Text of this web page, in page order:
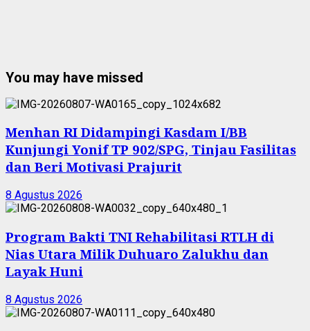
You may have missed
Menhan RI Didampingi Kasdam I/BB
Kunjungi Yonif TP 902/SPG, Tinjau Fasilitas
dan Beri Motivasi Prajurit
8 Agustus 2026
Program Bakti TNI Rehabilitasi RTLH di
Nias Utara Milik Duhuaro Zalukhu dan
Layak Huni
8 Agustus 2026